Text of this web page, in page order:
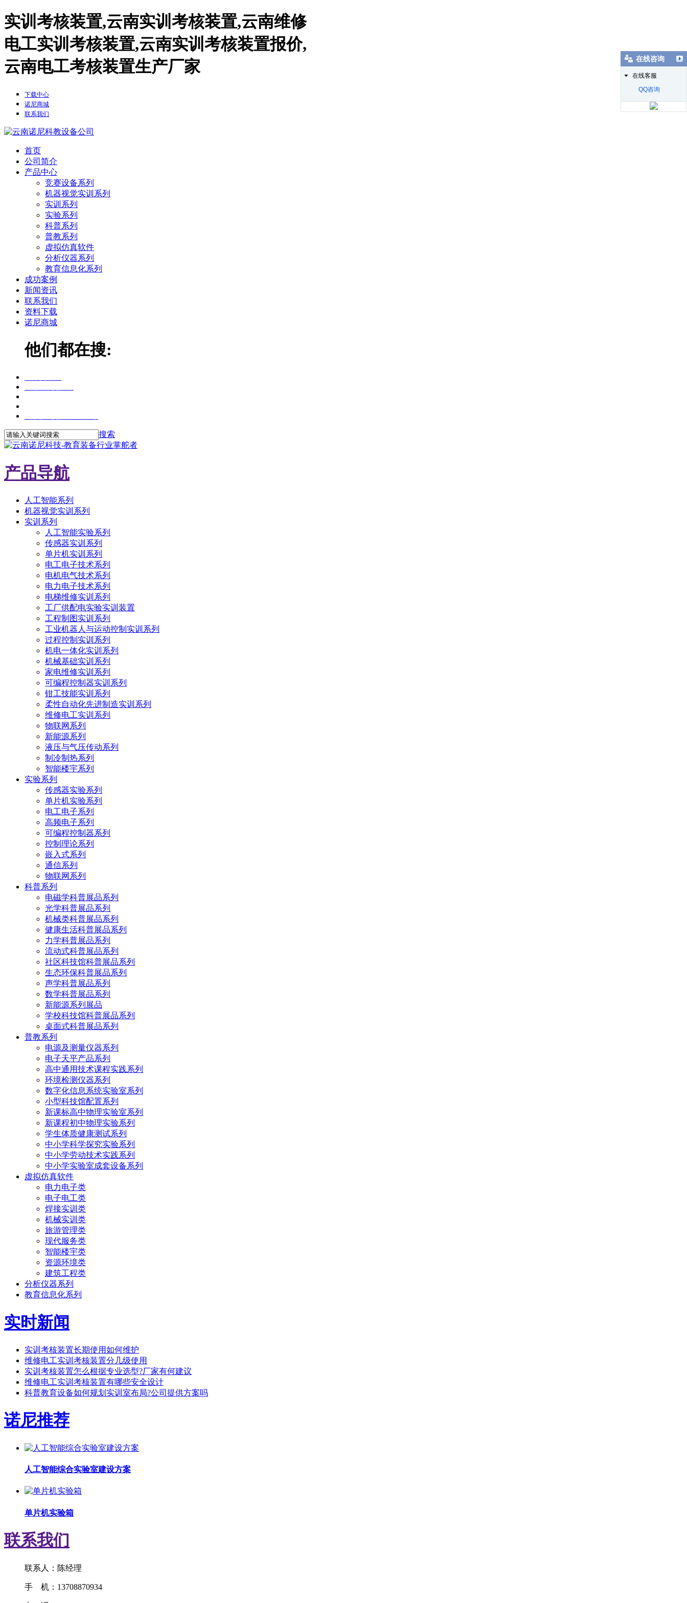
实训考核装置,云南实训考核装置,云南维修
电工实训考核装置,云南实训考核装置报价,
云南电工考核装置生产厂家
下载中心
诺尼商城
联系我们
首页
公司简介
产品中心
竞赛设备系列
机器视觉实训系列
实训系列
实验系列
科普系列
普教系列
虚拟仿真软件
分析仪器系列
教育信息化系列
成功案例
新闻资讯
联系我们
资料下载
诺尼商城
他们都在搜:
搜索
产品导航
人工智能系列
机器视觉实训系列
实训系列
人工智能实验系列
传感器实训系列
单片机实训系列
电工电子技术系列
电机电气技术系列
电力电子技术系列
电梯维修实训系列
工厂供配电实验实训装置
工程制图实训系列
工业机器人与运动控制实训系列
过程控制实训系列
机电一体化实训系列
机械基础实训系列
家电维修实训系列
可编程控制器实训系列
钳工技能实训系列
柔性自动化先进制造实训系列
维修电工实训系列
物联网系列
新能源系列
液压与气压传动系列
制冷制热系列
智能楼宇系列
实验系列
传感器实验系列
单片机实验系列
电工电子系列
高频电子系列
可编程控制器系列
控制理论系列
嵌入式系列
通信系列
物联网系列
科普系列
电磁学科普展品系列
光学科普展品系列
机械类科普展品系列
健康生活科普展品系列
力学科普展品系列
流动式科普展品系列
社区科技馆科普展品系列
生态环保科普展品系列
声学科普展品系列
数学科普展品系列
新能源系列展品
学校科技馆科普展品系列
桌面式科普展品系列
普教系列
电源及测量仪器系列
电子天平产品系列
高中通用技术课程实践系列
环境检测仪器系列
数字化信息系统实验室系列
小型科技馆配置系列
新课标高中物理实验室系列
新课程初中物理实验系列
学生体质健康测试系列
中小学科学探究实验系列
中小学劳动技术实践系列
中小学实验室成套设备系列
虚拟仿真软件
电力电子类
电子电工类
焊接实训类
机械实训类
旅游管理类
现代服务类
智能楼宇类
资源环境类
建筑工程类
分析仪器系列
教育信息化系列
实时新闻
实训考核装置长期使用如何维护
维修电工实训考核装置分几级使用
实训考核装置怎么根据专业选型?厂家有何建议
维修电工实训考核装置有哪些安全设计
科普教育设备如何规划实训室布局?公司提供方案吗
诺尼推荐
人工智能综合实验室建设方案
单片机实验箱
联系我们
联系人：陈经理
手 机：13708870934
在线咨询
在线客服
QQ咨询